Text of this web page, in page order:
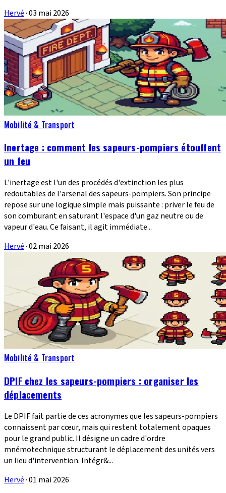
Hervé·03 mai 2026
Mobilité & Transport
Inertage : comment les sapeurs-pompiers étouffent
un feu
L'inertage est l'un des procédés d'extinction les plus
redoutables de l'arsenal des sapeurs-pompiers. Son principe
repose sur une logique simple mais puissante : priver le feu de
son comburant en saturant l'espace d'un gaz neutre ou de
vapeur d'eau. Ce faisant, il agit immédiate...
Hervé·02 mai 2026
Mobilité & Transport
DPIF chez les sapeurs-pompiers : organiser les
déplacements
Le DPIF fait partie de ces acronymes que les sapeurs-pompiers
connaissent par cœur, mais qui restent totalement opaques
pour le grand public. Il désigne un cadre d'ordre
mnémotechnique structurant le déplacement des unités vers
un lieu d'intervention. Intégr&...
Hervé·01 mai 2026